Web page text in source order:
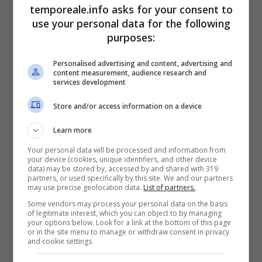
del figlio della vittima – bisognerà attendere
l’esito degli esami di laboratoriosui campioni
istantanea, nel qual caso decadrebbe
l’imputazione di omissione di soccorso, o se la
vittima invecesia sopravvissuta per un certo
periodo di tempo o potesse addirittura
essere salvata
intervento dei sanitari.
Va ricordato infatti che, a causa del buio delle
prime ore del mattino, i militari hanno fatto la
tragica scoperta del corpo di Maria Smical
solo attorno alle 11, dopo che un residente ha
temporeale.info asks for your consent to
use your personal data for the following
purposes:
Personalised advertising and content, advertising and
content measurement, audience research and
services development
Store and/or access information on a device
Learn more
Your personal data will be processed and information from
your device (cookies, unique identifiers, and other device
data) may be stored by, accessed by and shared with 319
partners, or used specifically by this site. We and our partners
may use precise geolocation data. List of partners.
Some vendors may process your personal data on the basis
of legitimate interest, which you can object to by managing
your options below. Look for a link at the bottom of this page
or in the site menu to manage or withdraw consent in privacy
and cookie settings.